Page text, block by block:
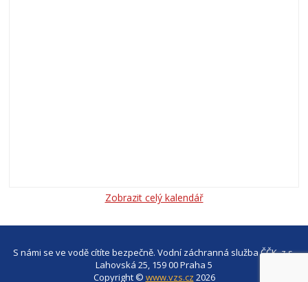
Zobrazit celý kalendář
S námi se ve vodě cítíte bezpečně. Vodní záchranná služba ČČK, z.s.
Lahovská 25, 159 00 Praha 5
Copyright © www.vzs.cz 2026